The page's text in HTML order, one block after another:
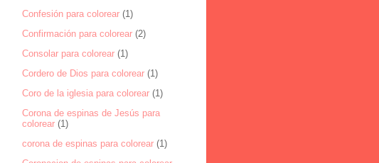
Confesión para colorear (1)
Confirmación para colorear (2)
Consolar para colorear (1)
Cordero de Dios para colorear (1)
Coro de la iglesia para colorear (1)
Corona de espinas de Jesús para
colorear (1)
corona de espinas para colorear (1)